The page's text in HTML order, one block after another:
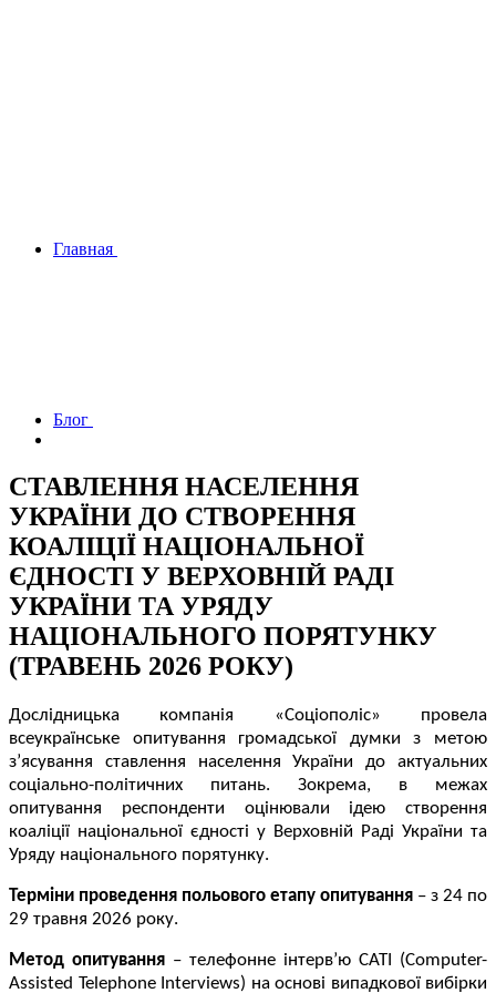
Главная
Блог
СТАВЛЕННЯ НАСЕЛЕННЯ
УКРАЇНИ ДО СТВОРЕННЯ
КОАЛІЦІЇ НАЦІОНАЛЬНОЇ
ЄДНОСТІ У ВЕРХОВНІЙ РАДІ
УКРАЇНИ ТА УРЯДУ
НАЦІОНАЛЬНОГО ПОРЯТУНКУ
(ТРАВЕНЬ 2026 РОКУ)
Дослідницька компанія «Соціополіс» провела
всеукраїнське опитування громадської думки з метою
з’ясування ставлення населення України до актуальних
соціально-політичних питань. Зокрема, в межах
опитування респонденти оцінювали ідею створення
коаліції національної єдності у Верховній Раді України та
Уряду національного порятунку.
Терміни проведення польового етапу опитування – з 24 по
29 травня 2026 року.
Метод опитування – телефонне інтерв’ю CATI (Сomputer-
Аssisted Telephone Іnterviews) на основі випадкової вибірки